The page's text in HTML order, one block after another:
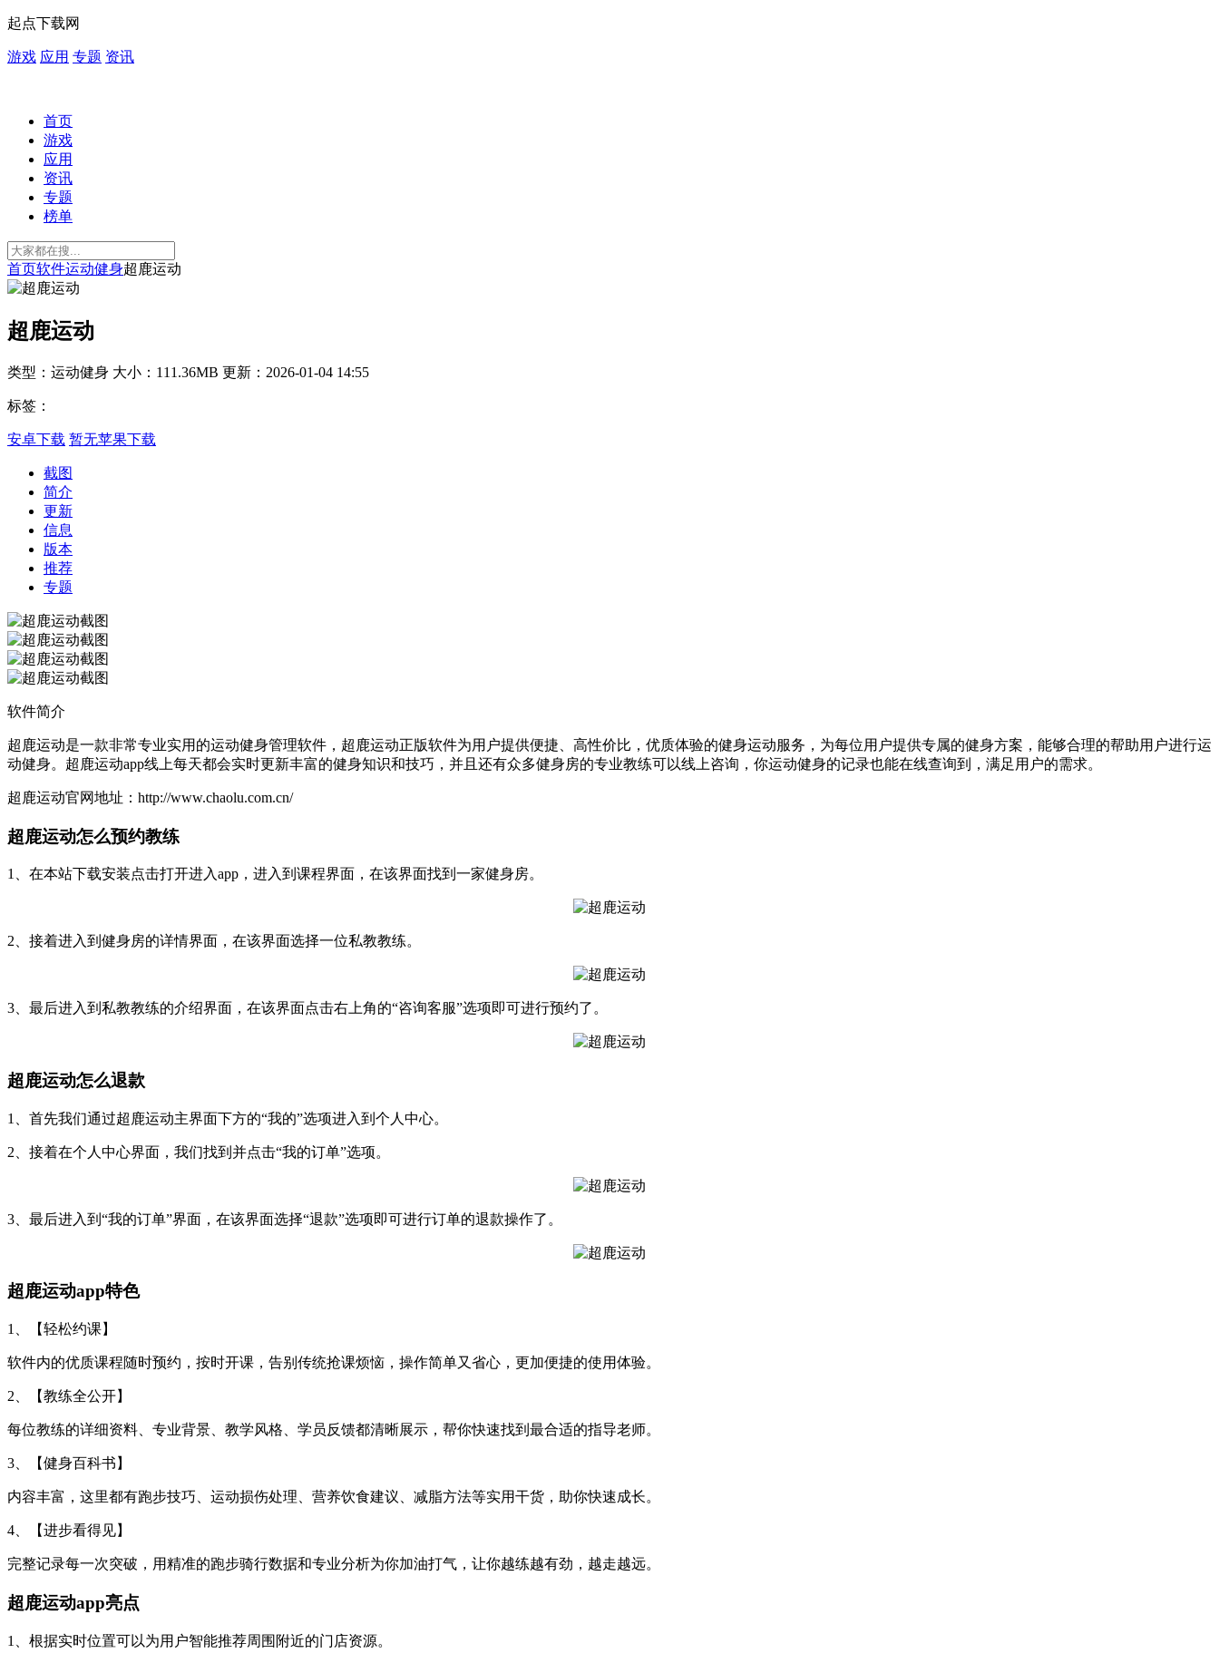
起点下载网
游戏 应用 专题 资讯
首页
游戏
应用
资讯
专题
榜单
首页软件运动健身超鹿运动
超鹿运动
类型：运动健身 大小：111.36MB 更新：2026-01-04 14:55
标签：
安卓下载 暂无苹果下载
截图
简介
更新
信息
版本
推荐
专题
软件简介
超鹿运动是一款非常专业实用的运动健身管理软件，超鹿运动正版软件为用户提供便捷、高性价比，优质体验的健身运动服务，为每位用户提供专属的健身方案，能够合理的帮助用户进行运
动健身。超鹿运动app线上每天都会实时更新丰富的健身知识和技巧，并且还有众多健身房的专业教练可以线上咨询，你运动健身的记录也能在线查询到，满足用户的需求。
超鹿运动官网地址：http://www.chaolu.com.cn/
超鹿运动怎么预约教练
1、在本站下载安装点击打开进入app，进入到课程界面，在该界面找到一家健身房。
2、接着进入到健身房的详情界面，在该界面选择一位私教教练。
3、最后进入到私教教练的介绍界面，在该界面点击右上角的“咨询客服”选项即可进行预约了。
超鹿运动怎么退款
1、首先我们通过超鹿运动主界面下方的“我的”选项进入到个人中心。
2、接着在个人中心界面，我们找到并点击“我的订单”选项。
3、最后进入到“我的订单”界面，在该界面选择“退款”选项即可进行订单的退款操作了。
超鹿运动app特色
1、【轻松约课】
软件内的优质课程随时预约，按时开课，告别传统抢课烦恼，操作简单又省心，更加便捷的使用体验。
2、【教练全公开】
每位教练的详细资料、专业背景、教学风格、学员反馈都清晰展示，帮你快速找到最合适的指导老师。
3、【健身百科书】
内容丰富，这里都有跑步技巧、运动损伤处理、营养饮食建议、减脂方法等实用干货，助你快速成长。
4、【进步看得见】
完整记录每一次突破，用精准的跑步骑行数据和专业分析为你加油打气，让你越练越有劲，越走越远。
超鹿运动app亮点
1、根据实时位置可以为用户智能推荐周围附近的门店资源。